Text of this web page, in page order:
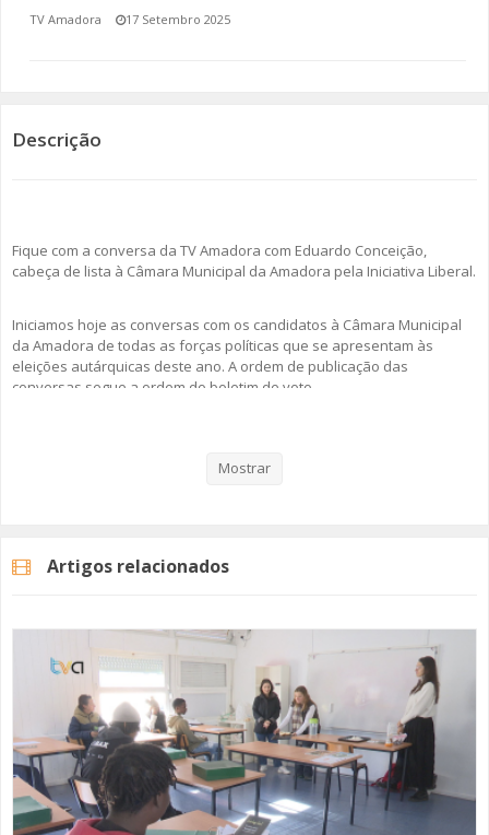
AMADORA LIGA À RESILIÊNCIA
(RE) PENSAMENTOS
HISTÓRIAS DE ABRIL
TV Amadora 17 Setembro 2025
Descrição
Fique com a conversa da TV Amadora com Eduardo Conceição,
cabeça de lista à Câmara Municipal da Amadora pela Iniciativa Liberal.
Iniciamos hoje as conversas com os candidatos à Câmara Municipal
da Amadora de todas as forças políticas que se apresentam às
eleições autárquicas deste ano. A ordem de publicação das
conversas segue a ordem do boletim de voto.
Mostrar
Artigos relacionados